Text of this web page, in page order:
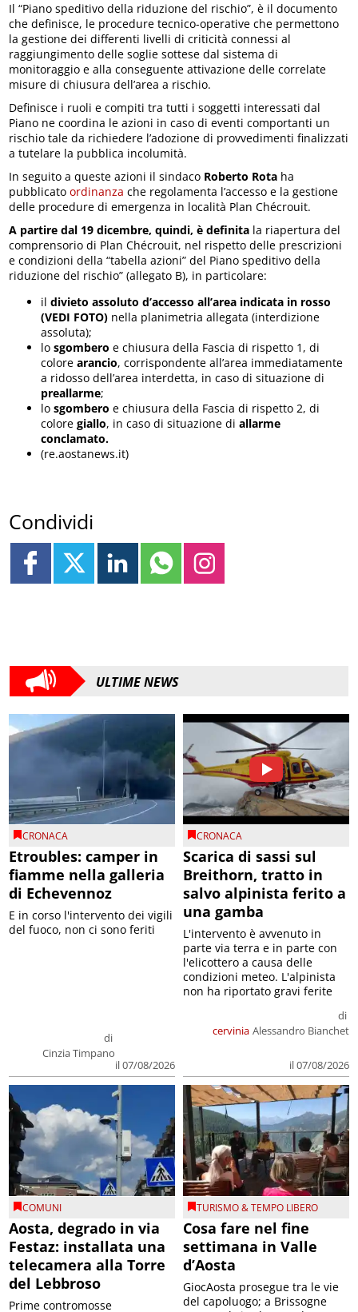
Il “Piano speditivo della riduzione del rischio”, è il documento
che definisce, le procedure tecnico-operative che permettono
la gestione dei differenti livelli di criticità connessi al
raggiungimento delle soglie sottese dal sistema di
monitoraggio e alla conseguente attivazione delle correlate
misure di chiusura dell’area a rischio.
Definisce i ruoli e compiti tra tutti i soggetti interessati dal
Piano ne coordina le azioni in caso di eventi comportanti un
rischio tale da richiedere l’adozione di provvedimenti finalizzati
a tutelare la pubblica incolumità.
In seguito a queste azioni il sindaco Roberto Rota ha
pubblicatoordinanza che regolamenta l’accesso e la gestione
delle procedure di emergenza in località Plan Chécrouit.
A partire dal 19 dicembre, quindi, è definita la riapertura del
comprensorio di Plan Chécrouit, nel rispetto delle prescrizioni
e condizioni della “tabella azioni” del Piano speditivo della
riduzione del rischio” (allegato B), in particolare:
ildivieto assoluto d’accesso all’area indicata in rosso
(VEDI FOTO) nella planimetria allegata (interdizione
assoluta);
losgombero e chiusura della Fascia di rispetto 1, di
colorearancio, corrispondente all’area immediatamente
a ridosso dell’area interdetta, in caso di situazione di
preallarme;
losgombero e chiusura della Fascia di rispetto 2, di
coloregiallo, in caso di situazione diallarme
conclamato.
(re.aostanews.it)
Condividi
ULTIME NEWS
CRONACA
Etroubles: camper in
fiamme nella galleria
di Echevennoz
di
Cinzia Timpano
il 07/08/2026
E in corso l'intervento dei vigili
del fuoco, non ci sono feriti
CRONACA
Scarica di sassi sul
Breithorn, tratto in
salvo alpinista ferito a
una gamba
cervinia
di
Alessandro Bianchet
il 07/08/2026
L'intervento è avvenuto in
parte via terra e in parte con
l'elicottero a causa delle
condizioni meteo. L'alpinista
non ha riportato gravi ferite
COMUNI
Aosta, degrado in via
Festaz: installata una
telecamera alla Torre
del Lebbroso
Prime contromosse
TURISMO & TEMPO LIBERO
Cosa fare nel fine
settimana in Valle
d’Aosta
GiocAosta prosegue tra le vie
del capoluogo; a Brissogne